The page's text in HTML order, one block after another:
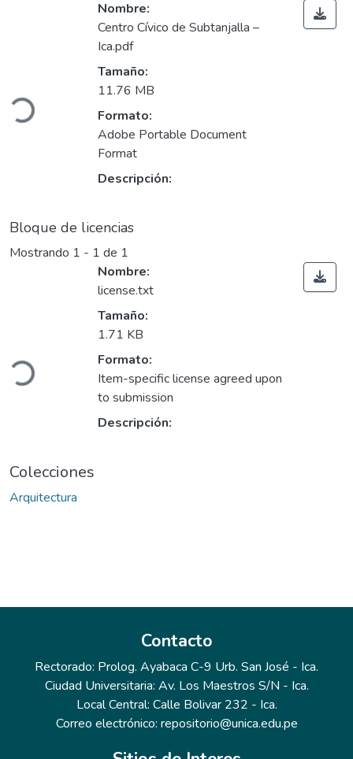
Cargando...
Nombre:
Centro Cívico de Subtanjalla –
Ica.pdf
Tamaño:
11.76 MB
Formato:
Adobe Portable Document
Format
Descripción:
Bloque de licencias
Mostrando 1 - 1 de 1
Cargando...
Nombre:
license.txt
Tamaño:
1.71 KB
Formato:
Item-specific license agreed upon
to submission
Descripción:
Colecciones
Arquitectura
Contacto
Rectorado: Prolog. Ayabaca C-9 Urb. San José - Ica.
Ciudad Universitaria: Av. Los Maestros S/N - Ica.
Local Central: Calle Bolivar 232 - Ica.
Correo electrónico: repositorio@unica.edu.pe